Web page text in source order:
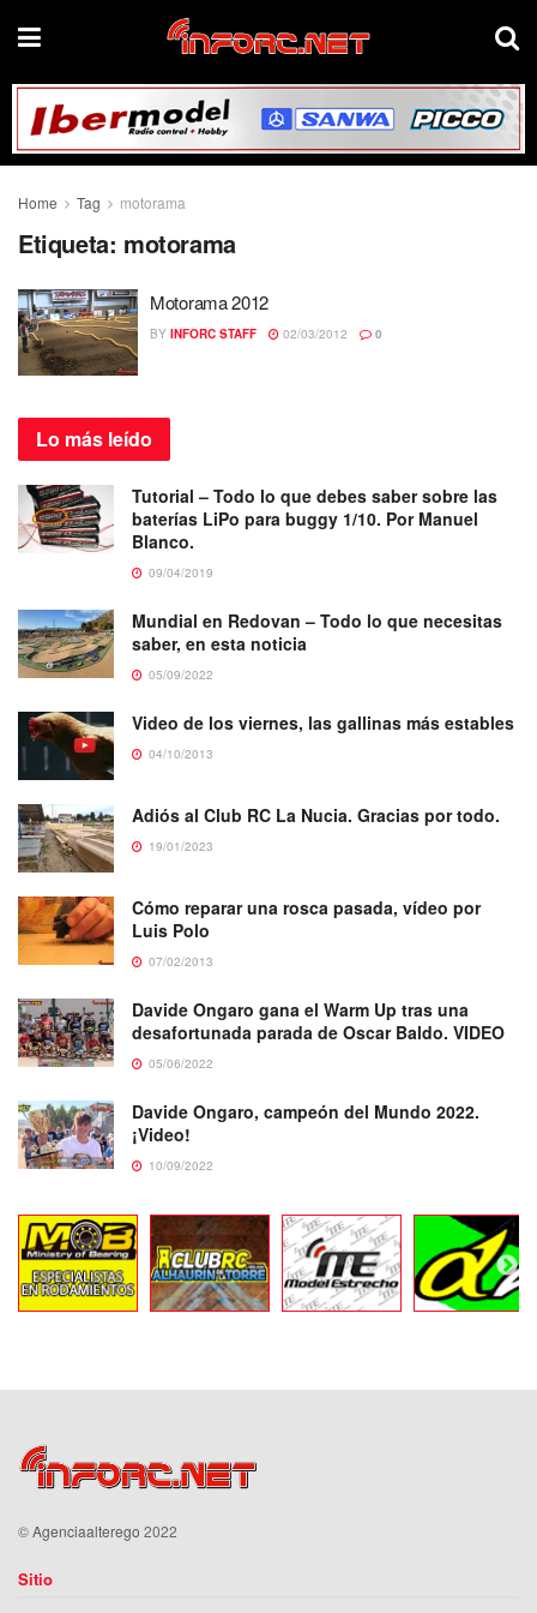
Home Tag motorama
Etiqueta: motorama
Motorama 2012
BY INFORC STAFF 02/03/2012 0
Lo más leído
Tutorial – Todo lo que debes saber sobre las
baterías LiPo para buggy 1/10. Por Manuel
Blanco.
09/04/2019
Mundial en Redovan – Todo lo que necesitas
saber, en esta noticia
05/09/2022
Video de los viernes, las gallinas más estables
04/10/2013
Adiós al Club RC La Nucia. Gracias por todo.
19/01/2023
Cómo reparar una rosca pasada, vídeo por
Luis Polo
07/02/2013
Davide Ongaro gana el Warm Up tras una
desafortunada parada de Oscar Baldo. VIDEO
05/06/2022
Davide Ongaro, campeón del Mundo 2022.
¡Video!
10/09/2022
©Agenciaalterego 2022
Sitio